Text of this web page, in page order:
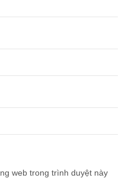
web trong trình duyệt này